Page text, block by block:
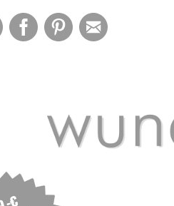
InstagramFacebookPinterest